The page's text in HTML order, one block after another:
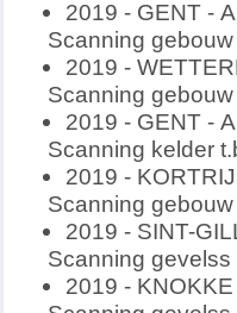
2019 - GENT -
Scanning gebouw
2019 -
Scanning gebouw
2019 - GENT -
Scanning kelder
2019 -
Scanning gebouw
2019 - SINT-
Scanning
2019 -